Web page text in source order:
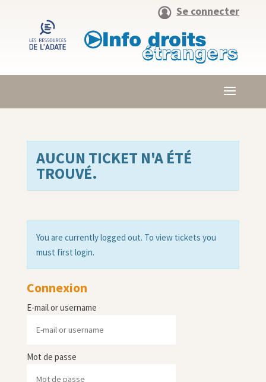
Se connecter
AUCUN TICKET N'A ÉTÉ
TROUVÉ.
You are currently logged out. To view tickets you
must first login.
Connexion
E-mail or username
Mot de passe